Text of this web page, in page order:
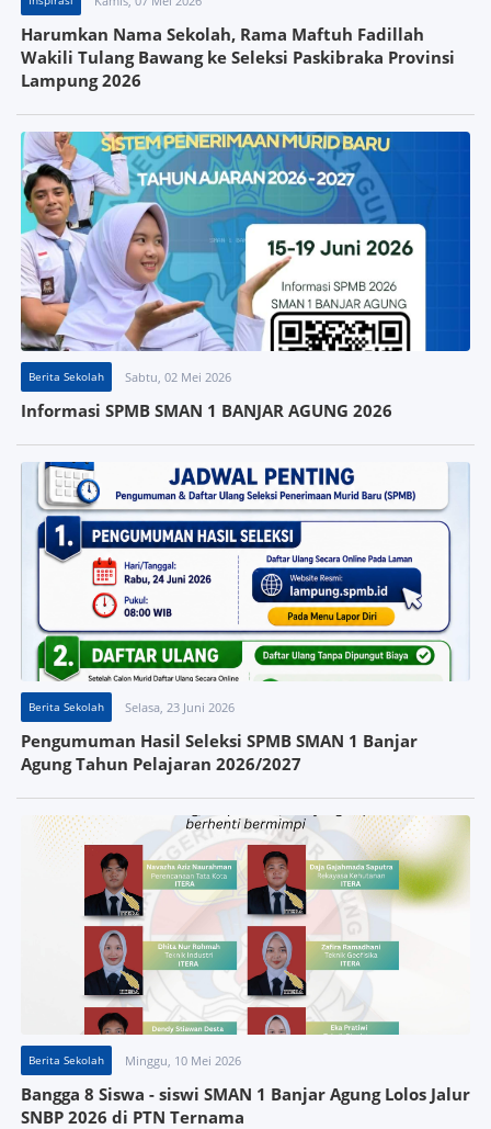
Harumkan Nama Sekolah, Rama Maftuh Fadillah
Wakili Tulang Bawang ke Seleksi Paskibraka Provinsi
Lampung 2026
Berita Sekolah Sabtu, 02 Mei 2026
Informasi SPMB SMAN 1 BANJAR AGUNG 2026
Berita Sekolah Selasa, 23 Juni 2026
Pengumuman Hasil Seleksi SPMB SMAN 1 Banjar
Agung Tahun Pelajaran 2026/2027
Berita Sekolah Minggu, 10 Mei 2026
Bangga 8 Siswa - siswi SMAN 1 Banjar Agung Lolos Jalur
SNBP 2026 di PTN Ternama